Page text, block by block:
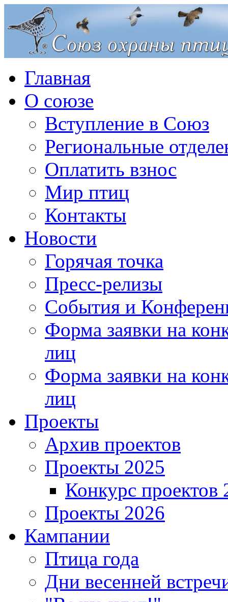
Главная
О союзе
Вступление в Союз
Региональные
Оплатить взнос
Мир птиц
Контакты
Новости
Горячая точка
Пресс-релизы
События и
Форма заявки на
лиц
Форма заявки на
лиц
Проекты
Архив проектов
Проекты 2025
Конкурс проектов
Проекты 2026
Кампании
Птица года
Дни весенней